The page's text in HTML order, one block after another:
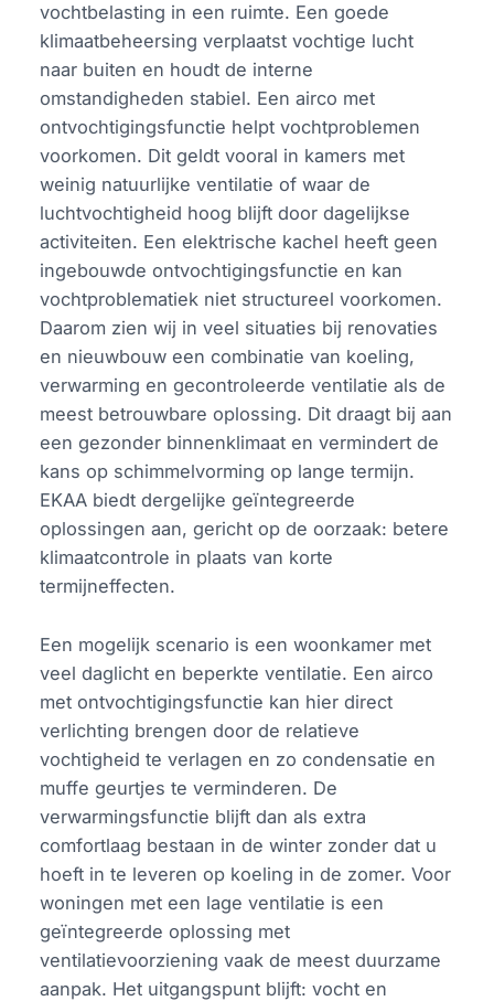
vochtbelasting in een ruimte. Een goede
klimaatbeheersing verplaatst vochtige lucht
naar buiten en houdt de interne
omstandigheden stabiel. Een airco met
ontvochtigingsfunctie helpt vochtproblemen
voorkomen. Dit geldt vooral in kamers met
weinig natuurlijke ventilatie of waar de
luchtvochtigheid hoog blijft door dagelijkse
activiteiten. Een elektrische kachel heeft geen
ingebouwde ontvochtigingsfunctie en kan
vochtproblematiek niet structureel voorkomen.
Daarom zien wij in veel situaties bij renovaties
en nieuwbouw een combinatie van koeling,
verwarming en gecontroleerde ventilatie als de
meest betrouwbare oplossing. Dit draagt bij aan
een gezonder binnenklimaat en vermindert de
kans op schimmelvorming op lange termijn.
EKAA biedt dergelijke geïntegreerde
oplossingen aan, gericht op de oorzaak: betere
klimaatcontrole in plaats van korte
termijneffecten.
Een mogelijk scenario is een woonkamer met
veel daglicht en beperkte ventilatie. Een airco
met ontvochtigingsfunctie kan hier direct
verlichting brengen door de relatieve
vochtigheid te verlagen en zo condensatie en
muffe geurtjes te verminderen. De
verwarmingsfunctie blijft dan als extra
comfortlaag bestaan in de winter zonder dat u
hoeft in te leveren op koeling in de zomer. Voor
woningen met een lage ventilatie is een
geïntegreerde oplossing met
ventilatievoorziening vaak de meest duurzame
aanpak. Het uitgangspunt blijft: vocht en